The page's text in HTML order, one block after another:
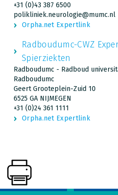
+31 (0)43 387 6500
polikliniek.neurologie@mumc.nl
Orpha.net Expertlink
Radboudumc-CWZ
Spierziekten
Radboudumc - Radboud
Radboudumc
Geert Grooteplein-Zuid 10
6525 GA NIJMEGEN
+31 (0)24 361 1111
Orpha.net Expertlink